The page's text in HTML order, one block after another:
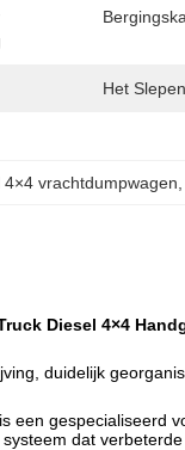
Het
4×4 vrachtdumpwagen
Diesel 4×4
duidelijk
een gespecialiseerd
dat